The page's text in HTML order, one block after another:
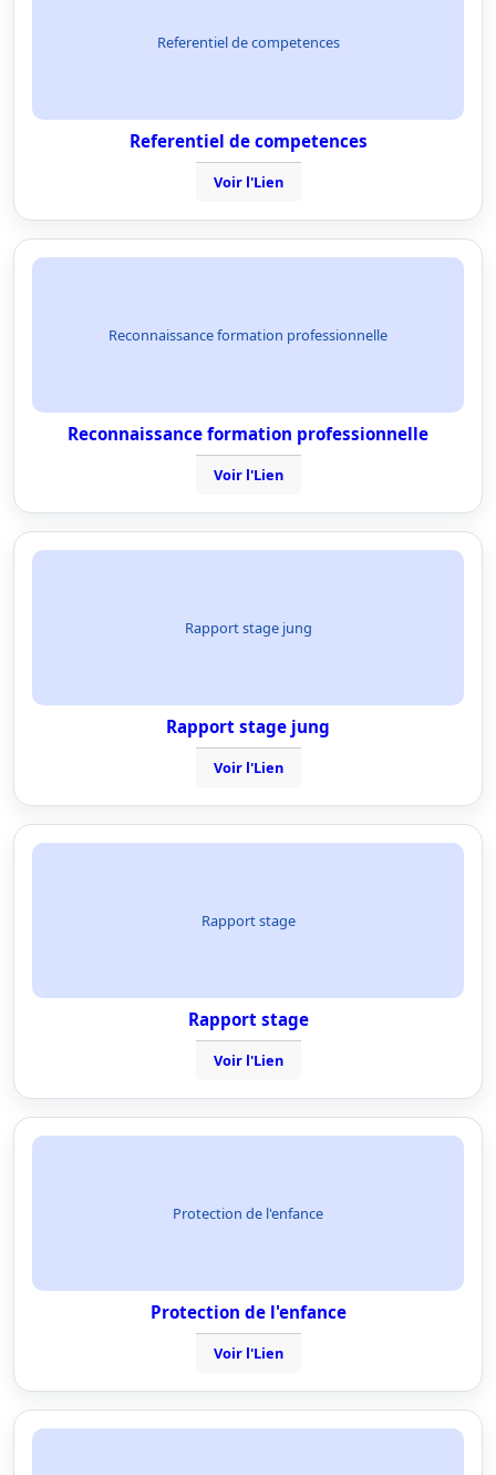
Referentiel de competences
Referentiel de competences
Voir l'Lien
Reconnaissance formation professionnelle
Reconnaissance formation professionnelle
Voir l'Lien
Rapport stage jung
Rapport stage jung
Voir l'Lien
Rapport stage
Rapport stage
Voir l'Lien
Protection de l'enfance
Protection de l'enfance
Voir l'Lien